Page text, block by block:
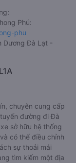
Phú:
phu
Dương Đà Lạt -
chuyên cung cấp
đường đi Đà
sở hữu hệ thống
có thể điều chỉnh
sự thoải mái
tìm kiếm một địa